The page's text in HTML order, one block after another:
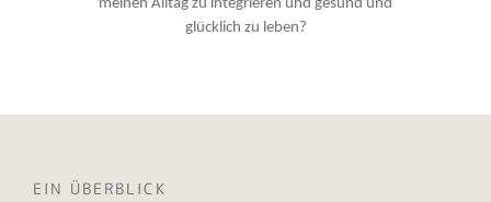
glücklich zu leben?
EIN ÜBERBLICK